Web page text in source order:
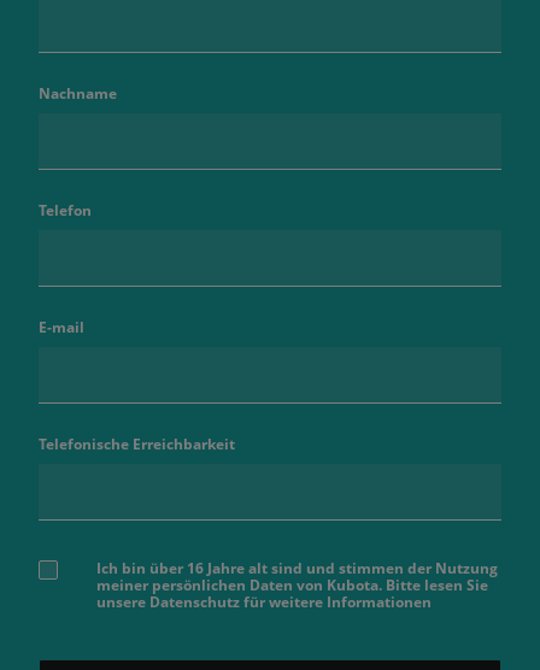
Nachname
Telefon
E-mail
Telefonische Erreichbarkeit
Ich bin über 16 Jahre alt sind und stimmen der Nutzung
meiner persönlichen Daten von Kubota. Bitte lesen Sie
unsere Datenschutz für weitere Informationen